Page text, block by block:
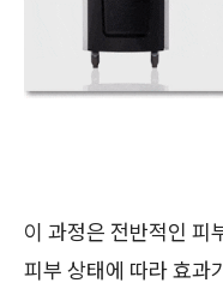
이 과정은 전반적인 피
피부 상태에 따라 효과